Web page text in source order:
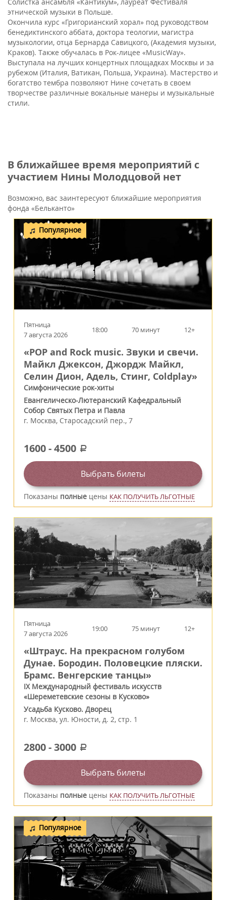
этнической музыки в Польше.
Окончила курс «Григорианский хорал» под руководством
бенедиктинского аббата, доктора теологии, магистра
музыкологии, отца Бернарда Савицкого, (Академия музыки,
Краков). Также обучалась в Рок-лицее «MusicWay».
Выступала на лучших концертных площадках Москвы и за
рубежом (Италия, Ватикан, Польша, Украина). Мастерство и
богатство тембра позволяют Нине сочетать в своем
творчестве различные вокальные манеры и музыкальные
стили.
В ближайшее время мероприятий с
участием Нины Молодцовой нет
Возможно, вас заинтересуют ближайшие мероприятия
фонда «Бельканто»
Популярное
Пятница
7 августа 2026
18:00 70 минут 12+
«POP and Rock music. Звуки и свечи.
Майкл Джексон, Джордж Майкл,
Селин Дион, Адель, Стинг, Coldplay»
Симфонические рок-хиты
Евангелическо-Лютеранский Кафедральный
Собор Святых Петра и Павла
г. Москва, Старосадский пер., 7
1600-4500 a
Выбрать билеты
Показаны полные цены КАК ПОЛУЧИТЬ ЛЬГОТНЫЕ
Пятница
7 августа 2026
19:00 75 минут 12+
«Штраус. На прекрасном голубом
Дунае. Бородин. Половецкие пляски.
Брамс. Венгерские танцы»
IX Международный фестиваль искусств
«Шереметевские сезоны в Кусково»
Усадьба Кусково. Дворец
г. Москва, ул. Юности, д. 2, стр. 1
2800-3000 a
Выбрать билеты
Показаны полные цены КАК ПОЛУЧИТЬ ЛЬГОТНЫЕ
Популярное